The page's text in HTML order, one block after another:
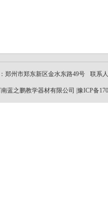
郑州市郑东新区金水东路49号 联系
蓝之鹏教学器材有限公司 | 豫ICP备